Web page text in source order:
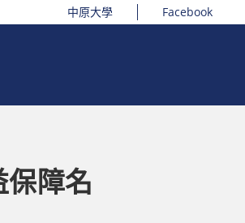
中原大學 Facebook
保障名